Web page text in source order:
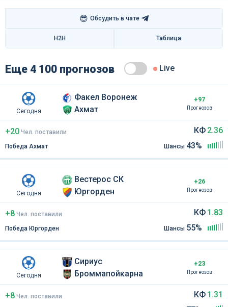
😎 Обсудить в чате
H2H Таблица
Еще 4 100 прогнозов Live
Сегодня
Факел Воронеж
Ахмат
+97
Прогнозов
+20 Чел. поставили
Победа Ахмат
КФ 2.36
Шансы 43%
Сегодня
Вестерос СК
Юргорден
+26
Прогнозов
+8 Чел. поставили
Победа Юргорден
КФ 1.83
Шансы 55%
Сегодня
Сириус
Броммапойкарна
+23
Прогнозов
+8 Чел. поставили
КФ 1.31